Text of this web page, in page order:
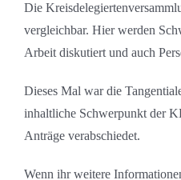
Die
vergleichbar. Hier werden
Arbeit diskutiert und auch
Dieses Mal war die
inhaltliche Schwerpunkt der
Anträge verabschiedet.
Wenn ihr weitere